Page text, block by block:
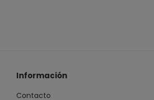
Información
Contacto